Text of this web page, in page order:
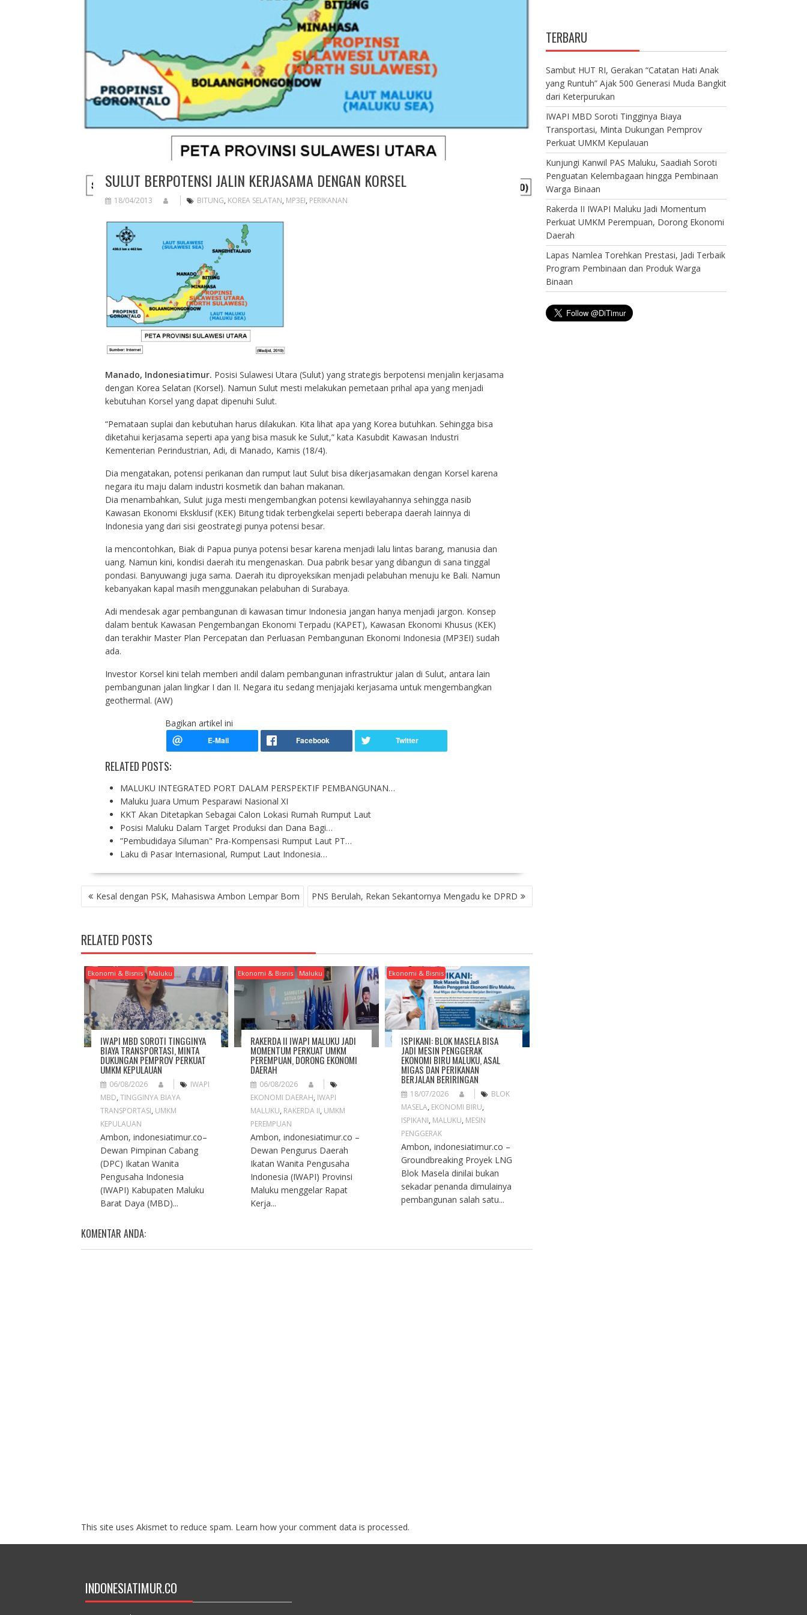
SULUT BERPOTENSI JALIN KERJASAMA DENGAN KORSEL
18/04/2013 BITUNG, KOREA SELATAN, MP3EI, PERIKANAN
Manado, Indonesiatimur. Posisi Sulawesi Utara (Sulut) yang strategis berpotensi menjalin kerjasama
dengan Korea Selatan (Korsel). Namun Sulut mesti melakukan pemetaan prihal apa yang menjadi
kebutuhan Korsel yang dapat dipenuhi Sulut.
“Pemataan suplai dan kebutuhan harus dilakukan. Kita lihat apa yang Korea butuhkan. Sehingga bisa
diketahui kerjasama seperti apa yang bisa masuk ke Sulut,” kata Kasubdit Kawasan Industri
Kementerian Perindustrian, Adi, di Manado, Kamis (18/4).
Dia mengatakan, potensi perikanan dan rumput laut Sulut bisa dikerjasamakan dengan Korsel karena
negara itu maju dalam industri kosmetik dan bahan makanan.
Dia menambahkan, Sulut juga mesti mengembangkan potensi kewilayahannya sehingga nasib
Kawasan Ekonomi Eksklusif (KEK) Bitung tidak terbengkelai seperti beberapa daerah lainnya di
Indonesia yang dari sisi geostrategi punya potensi besar.
Ia mencontohkan, Biak di Papua punya potensi besar karena menjadi lalu lintas barang, manusia dan
uang. Namun kini, kondisi daerah itu mengenaskan. Dua pabrik besar yang dibangun di sana tinggal
pondasi. Banyuwangi juga sama. Daerah itu diproyeksikan menjadi pelabuhan menuju ke Bali. Namun
kebanyakan kapal masih menggunakan pelabuhan di Surabaya.
Adi mendesak agar pembangunan di kawasan timur Indonesia jangan hanya menjadi jargon. Konsep
dalam bentuk Kawasan Pengembangan Ekonomi Terpadu (KAPET), Kawasan Ekonomi Khusus (KEK)
dan terakhir Master Plan Percepatan dan Perluasan Pembangunan Ekonomi Indonesia (MP3EI) sudah
ada.
Investor Korsel kini telah memberi andil dalam pembangunan infrastruktur jalan di Sulut, antara lain
pembangunan jalan lingkar I dan II. Negara itu sedang menjajaki kerjasama untuk mengembangkan
geothermal. (AW)
Bagikan artikel ini
RELATED POSTS:
MALUKU INTEGRATED PORT DALAM PERSPEKTIF PEMBANGUNAN…
Maluku Juara Umum Pesparawi Nasional XI
KKT Akan Ditetapkan Sebagai Calon Lokasi Rumah Rumput Laut
Posisi Maluku Dalam Target Produksi dan Dana Bagi…
”Pembudidaya Siluman" Pra-Kompensasi Rumput Laut PT…
Laku di Pasar Internasional, Rumput Laut Indonesia…
P
O
T
N
A
V
A
T
O
Kesal dengan PSK, Mahasiswa Ambon Lempar Bom PNS Berulah, Rekan Sekantornya Mengadu ke DPRD
RELATED POSTS
Ekonomi & Bisnis Maluku
IWAPI MBD SOROTI TINGGINYA
BIAYA TRANSPORTASI, MINTA
DUKUNGAN PEMPROV PERKUAT
UMKM KEPULAUAN
06/08/2026
IWAPI
MBD, TINGGINYA BIAYA
TRANSPORTASI, UMKM
KEPULAUAN
Ambon, indonesiatimur.co–
Dewan Pimpinan Cabang
(DPC) Ikatan Wanita
Pengusaha Indonesia
(IWAPI) Kabupaten Maluku
Barat Daya (MBD)...
Ekonomi & Bisnis Maluku
RAKERDA II IWAPI MALUKU JADI
MOMENTUM PERKUAT UMKM
PEREMPUAN, DORONG EKONOMI
DAERAH
06/08/2026
EKONOMI DAERAH, IWAPI
MALUKU, RAKERDA II, UMKM
PEREMPUAN
Ambon, indonesiatimur.co –
Dewan Pengurus Daerah
Ikatan Wanita Pengusaha
Indonesia (IWAPI) Provinsi
Maluku menggelar Rapat
Kerja...
Ekonomi & Bisnis
ISPIKANI: BLOK MASELA BISA
JADI MESIN PENGGERAK
EKONOMI BIRU MALUKU, ASAL
MIGAS DAN PERIKANAN
BERJALAN BERIRINGAN
18/07/2026
BLOK
MASELA, EKONOMI BIRU,
ISPIKANI, MALUKU, MESIN
PENGGERAK
Ambon, indonesiatimur.co –
Groundbreaking Proyek LNG
Blok Masela dinilai bukan
sekadar penanda dimulainya
pembangunan salah satu...
KOMENTAR ANDA:
This site uses Akismet to reduce spam. Learn how your comment data is processed.
TERBARU
Sambut HUT RI, Gerakan “Catatan Hati Anak
yang Runtuh” Ajak 500 Generasi Muda Bangkit
dari Keterpurukan
IWAPI MBD Soroti Tingginya Biaya
Transportasi, Minta Dukungan Pemprov
Perkuat UMKM Kepulauan
Kunjungi Kanwil PAS Maluku, Saadiah Soroti
Penguatan Kelembagaan hingga Pembinaan
Warga Binaan
Rakerda II IWAPI Maluku Jadi Momentum
Perkuat UMKM Perempuan, Dorong Ekonomi
Daerah
Lapas Namlea Torehkan Prestasi, Jadi Terbaik
Program Pembinaan dan Produk Warga
Binaan
INDONESIATIMUR.CO